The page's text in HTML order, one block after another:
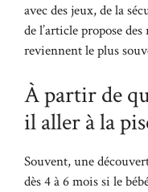
avec des jeux, de la
de l’article propose
reviennent le plus
À partir de
il aller à la
Souvent, une
dès 4 à 6 mois si le